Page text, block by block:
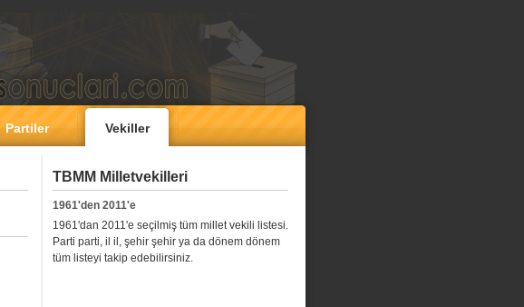
Partiler Vekiller
TBMM Milletvekilleri
1961'den 2011'e
1961'dan 2011'e seçilmiş tüm millet vekili listesi.
Parti parti, il il, şehir şehir ya da dönem dönem
tüm listeyi takip edebilirsiniz.